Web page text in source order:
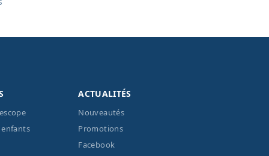
enfants
ACTUALITÉS
Nouveautés
Promotions
Facebook